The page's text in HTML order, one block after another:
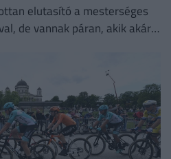
elutasító a mesterséges
de vannak páran, akik akár a